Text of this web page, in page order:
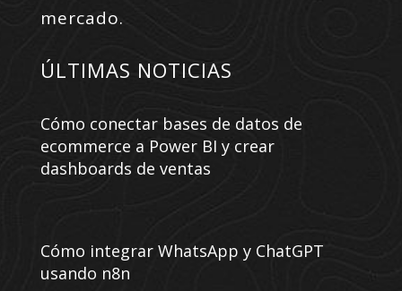
mercado.
ÚLTIMAS NOTICIAS
Cómo conectar bases de datos de
ecommerce a Power BI y crear
dashboards de ventas
Cómo integrar WhatsApp y ChatGPT
usando n8n